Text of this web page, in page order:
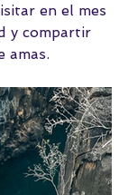
en el mes
y compartir
amas.